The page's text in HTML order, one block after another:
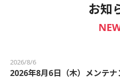
お知
2026/8/6
2026年8月6日（木）メンテ